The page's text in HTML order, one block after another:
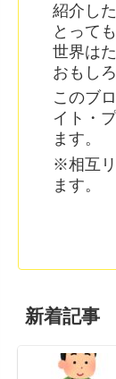
紹介し
とって
世界は
おもし
このブ
イト・
ます。
※相互
ます。
新着記事